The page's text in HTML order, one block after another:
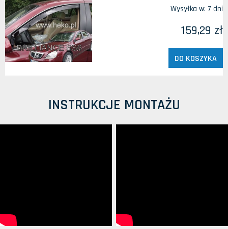
Wysyłka w: 7 dni
159,29 zł
DO KOSZYKA
INSTRUKCJE MONTAŻU